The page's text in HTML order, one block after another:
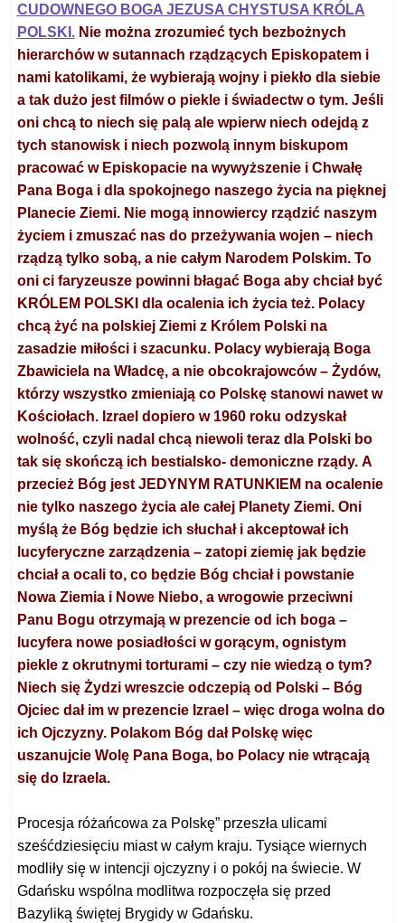
CUDOWNEGO BOGA JEZUSA CHYSTUSA KRÓLA
POLSKI.Nie można zrozumieć tych bezbożnych
hierarchów w sutannach rządzących Episkopatem i
nami katolikami, że wybierają wojny i piekło dla siebie
a tak dużo jest filmów o piekle i świadectw o tym. Jeśli
oni chcą to niech się palą ale wpierw niech odejdą z
tych stanowisk i niech pozwolą innym biskupom
pracować w Episkopacie na wywyższenie i Chwałę
Pana Boga i dla spokojnego naszego życia na pięknej
Planecie Ziemi. Nie mogą innowiercyrządzić naszym
życiem i zmuszać nas do przeżywania wojen – niech
rządzą tylko sobą, a nie całym Narodem Polskim. To
oni ci faryzeusze powinni błagać Boga aby chciał być
KRÓLEM POLSKI dla ocalenia ich życia też. Polacy
chcą żyć na polskiej Ziemi z Królem Polski na
zasadzie miłości i szacunku. Polacy wybierają Boga
Zbawiciela na Władcę, a nie obcokrajowców – Żydów,
którzy wszystko zmieniają co Polskę stanowi nawet w
Kościołach. Izrael dopiero w 1960 roku odzyskał
wolność, czyli nadal chcą niewoli teraz dla Polski bo
tak się skończą ich bestialsko- demoniczne rządy. A
przecież Bóg jest JEDYNYM RATUNKIEM na ocalenie
nie tylko naszego życia ale całej Planety Ziemi. Oni
myślą że Bóg będzie ich słuchał i akceptował ich
lucyferyczne zarządzenia – zatopi ziemię jak będzie
chciał a ocali to, co będzie Bóg chciał i powstanie
Nowa Ziemia i Nowe Niebo, a wrogowie przeciwni
Panu Bogu otrzymają w prezencie od ich boga –
lucyfera nowe posiadłości w gorącym, ognistym
piekle z okrutnymi torturami – czy nie wiedzą o tym?
Niech sięŻydziwreszcie odczepią od Polski – Bóg
Ojciec dał im w prezencie Izrael – więc droga wolna do
ich Ojczyzny. Polakom Bóg dał Polskę więc
uszanujcie Wolę Pana Boga, bo Polacy nie wtrącają
siędo Izraela.
Procesja różańcowa za Polskę” przeszła ulicami
sześćdziesięciu miast w całym kraju. Tysiące wiernych
modliły się w intencji ojczyzny i o pokój na świecie. W
Gdańsku wspólna modlitwa rozpoczęła się przed
Bazyliką świętej Brygidy w Gdańsku.